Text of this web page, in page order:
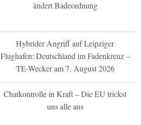
ändert Badeordnung
Hybrider Angriff auf Leipziger
Flughafen: Deutschland im Fadenkreuz –
TE-Wecker am 7. August 2026
Chatkontrolle in Kraft – Die EU trickst
uns alle aus